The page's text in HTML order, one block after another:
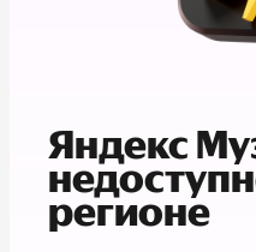
Яндекс
регионе